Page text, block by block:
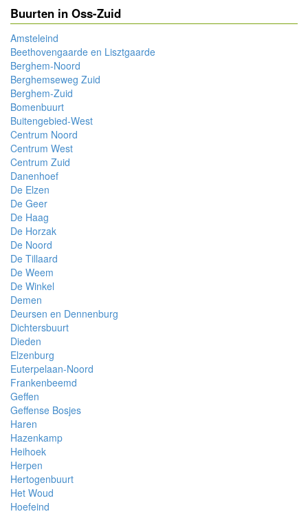
Buurten in Oss-Zuid
Amsteleind
Beethovengaarde en Lisztgaarde
Berghem-Noord
Berghemseweg Zuid
Berghem-Zuid
Bomenbuurt
Buitengebied-West
Centrum Noord
Centrum West
Centrum Zuid
Danenhoef
De Elzen
De Geer
De Haag
De Horzak
De Noord
De Tillaard
De Weem
De Winkel
Demen
Deursen en Dennenburg
Dichtersbuurt
Dieden
Elzenburg
Euterpelaan-Noord
Frankenbeemd
Geffen
Geffense Bosjes
Haren
Hazenkamp
Heihoek
Herpen
Hertogenbuurt
Het Woud
Hoefeind